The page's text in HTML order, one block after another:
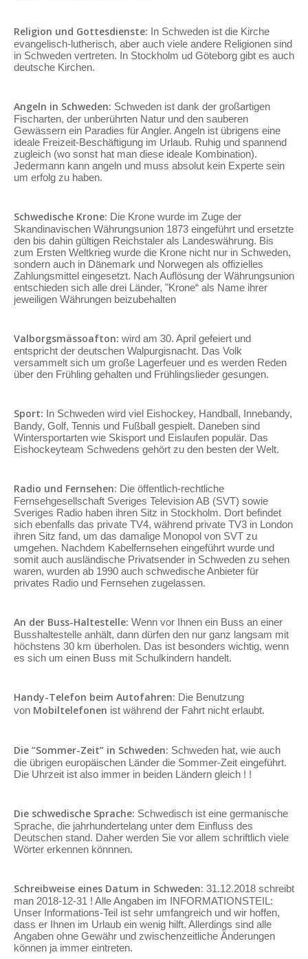
Religion und Gottesdienste: In Schweden ist die Kirche
evangelisch-lutherisch, aber auch viele andere Religionen sind
in Schweden vertreten. In Stockholm ud Göteborg gibt es auch
deutsche Kirchen.
Angeln in Schweden: Schweden ist dank der großartigen
Fischarten, der unberührten Natur und den sauberen
Gewässern ein Paradies für Angler. Angeln ist übrigens eine
ideale Freizeit-Beschäftigung im Urlaub. Ruhig und spannend
zugleich (wo sonst hat man diese ideale Kombination).
Jedermann kann angeln und muss absolut kein Experte sein
um erfolg zu haben.
Schwedische Krone: Die Krone wurde im Zuge der
Skandinavischen Währungsunion 1873 eingeführt und ersetzte
den bis dahin gültigen Reichstaler als Landeswährung. Bis
zum Ersten Weltkrieg wurde die Krone nicht nur in Schweden,
sondern auch in Dänemark und Norwegen als offizielles
Zahlungsmittel eingesetzt. Nach Auflösung der Währungsunion
entschieden sich alle drei Länder, "Krone“ als Name ihrer
jeweiligen Währungen beizubehalten
Valborgsmässoafton: wird am 30. April gefeiert und
entspricht der deutschen Walpurgisnacht. Das Volk
versammelt sich um große Lagerfeuer und es werden Reden
über den Frühling gehalten und Frühlingslieder gesungen.
Sport: In Schweden wird viel Eishockey, Handball, Innebandy,
Bandy, Golf, Tennis und Fußball gespielt. Daneben sind
Wintersportarten wie Skisport und Eislaufen populär. Das
Eishockeyteam Schwedens gehört zu den besten der Welt.
Radio und Fernsehen: Die öffentlich-rechtliche
Fernsehgesellschaft Sveriges Television AB (SVT) sowie
Sveriges Radio haben ihren Sitz in Stockholm. Dort befindet
sich ebenfalls das private TV4, während private TV3 in London
ihren Sitz fand, um das damalige Monopol von SVT zu
umgehen. Nachdem Kabelfernsehen eingeführt wurde und
somit auch ausländische Privatsender in Schweden zu sehen
waren, wurden ab 1990 auch schwedische Anbieter für
privates Radio und Fernsehen zugelassen.
An der Buss-Haltestelle: Wenn vor Ihnen ein Buss an einer
Busshaltestelle anhält, dann dürfen den nur ganz langsam mit
höchstens 30 km überholen. Das ist besonders wichtig, wenn
es sich um einen Buss mit Schulkindern handelt.
Handy-Telefon beim Autofahren: Die Benutzung
von Mobiltelefonen ist während der Fahrt nicht erlaubt.
Die ”Sommer-Zeit” in Schweden: Schweden hat, wie auch
die übrigen europäischen Länder die Sommer-Zeit eingeführt.
Die Uhrzeit ist also immer in beiden Ländern gleich ! !
Die schwedische Sprache: Schwedisch ist eine germanische
Sprache, die jahrhundertelang unter dem Einfluss des
Deutschen stand. Daher werden Sie vor allem schriftlich viele
Wörter erkennen könnnen.
Schreibweise eines Datum in Schweden: 31.12.2018 schreibt
man 2018-12-31 ! Alle Angaben im INFORMATIONSTEIL:
Unser Informations-Teil ist sehr umfangreich und wir hoffen,
dass er Ihnen im Urlaub ein wenig hilft. Allerdings sind alle
Angaben ohne Gewähr und zwischenzeitliche Änderungen
können ja immer eintreten.